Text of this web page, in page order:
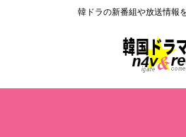
韓ドラの新番組や放送情報